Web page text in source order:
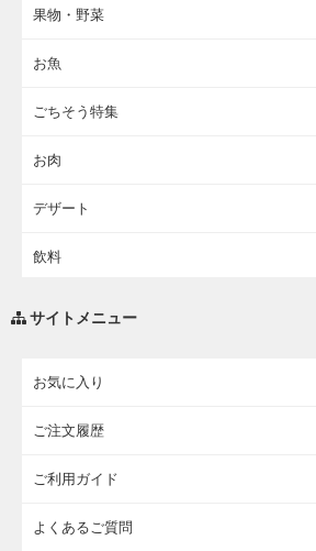
果物・野菜
お魚
ごちそう特集
お肉
デザート
飲料
サイトメニュー
お気に入り
ご注文履歴
ご利用ガイド
よくあるご質問